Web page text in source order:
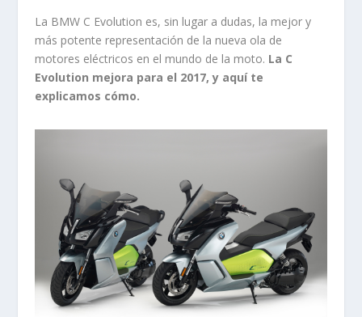
La BMW C Evolution es, sin lugar a dudas, la mejor y
más potente representación de la nueva ola de
motores eléctricos en el mundo de la moto. La C
Evolution mejora para el 2017, y aquí te
explicamos cómo.